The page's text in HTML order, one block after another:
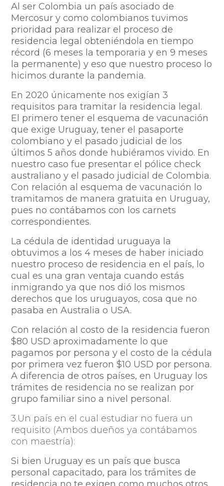
Al ser Colombia un país asociado de
Mercosur y como colombianos tuvimos
prioridad para realizar el proceso de
residencia legal obteniéndola en tiempo
récord (6 meses la temporaria y en 9 meses
la permanente) y eso que nuestro proceso lo
hicimos durante la pandemia.
En 2020 únicamente nos exigían 3
requisitos para tramitar la residencia legal.
El primero tener el esquema de vacunación
que exige Uruguay, tener el pasaporte
colombiano y el pasado judicial de los
últimos 5 años donde hubiéramos vivido. En
nuestro caso fue presentar el pólice check
australiano y el pasado judicial de Colombia.
Con relación al esquema de vacunación lo
tramitamos de manera gratuita en Uruguay,
pues no contábamos con los carnets
correspondientes.
La cédula de identidad uruguaya la
obtuvimos a los 4 meses de haber iniciado
nuestro proceso de residencia en el país, lo
cual es una gran ventaja cuando estás
inmigrando ya que nos dió los mismos
derechos que los uruguayos, cosa que no
pasaba en Australia o USA.
Con relación al costo de la residencia fueron
$80 USD aproximadamente lo que
pagamos por persona y el costo de la cédula
por primera vez fueron $10 USD por persona.
A diferencia de otros países, en Uruguay los
trámites de residencia no se realizan por
grupo familiar sino a nivel personal.
3.Un país en el cual estudiar no fuera un
requisito (Ambos dueños ya contábamos
con maestría):
Si bien Uruguay es un país que busca
personal capacitado, para los trámites de
residencia no te exigen como muchos otros